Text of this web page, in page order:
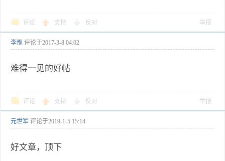
评论 支持 反对 举报
李豫 评论于2017-3-8 04:02
难得一见的好帖
评论 支持 反对 举报
元世军 评论于2019-1-5 15:14
好文章，顶下